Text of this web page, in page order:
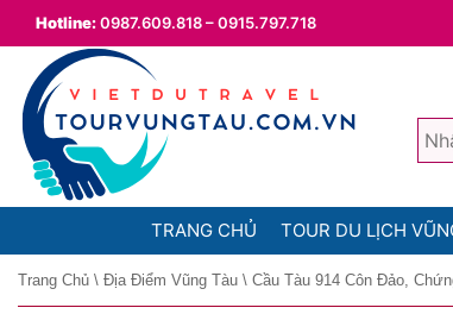
Hotline:0987.609.818 – 0915.797.718
TRANG CHỦ TOUR DU LỊCH
Trang Chủ \ Địa Điểm Vũng Tàu \ Cầu Tàu 914 Côn Đảo,